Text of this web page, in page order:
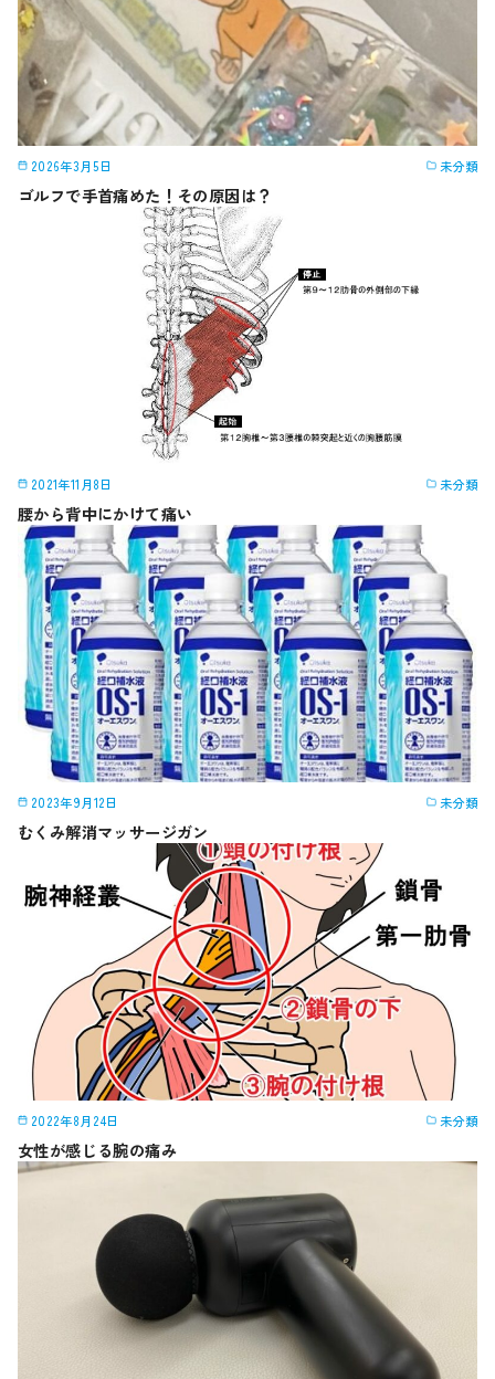
2026年3月5日 未分類
ゴルフで手首痛めた！その原因は？
2021年11月8日 未分類
腰から背中にかけて痛い
2023年9月12日 未分類
むくみ解消マッサージガン
2022年8月24日 未分類
女性が感じる腕の痛み